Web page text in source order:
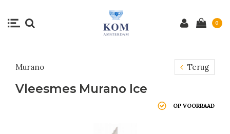
0
Murano Terug
Vleesmes Murano Ice
OP VOORRAAD